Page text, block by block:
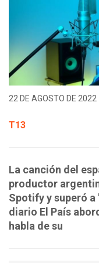
22 DE AGOSTO DE 2022
T13
La canción del
productor
Spotify y superó a
diario El País
habla de su